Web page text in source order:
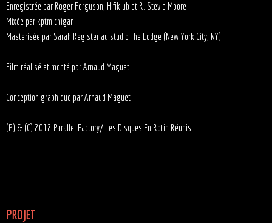
Enregistrée par Roger Ferguson, Hifiklub et R. Stevie Moore
Mixée par kptmichigan
Masterisée par Sarah Register au studio The Lodge (New York City, NY)
Film réalisé et monté par Arnaud Maguet
Conception graphique par Arnaud Maguet
(P) & (C) 2012 Parallel Factory/ Les Disques En Rotin Réunis
PROJET